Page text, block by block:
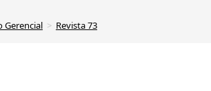
Gerencial > Revista 73